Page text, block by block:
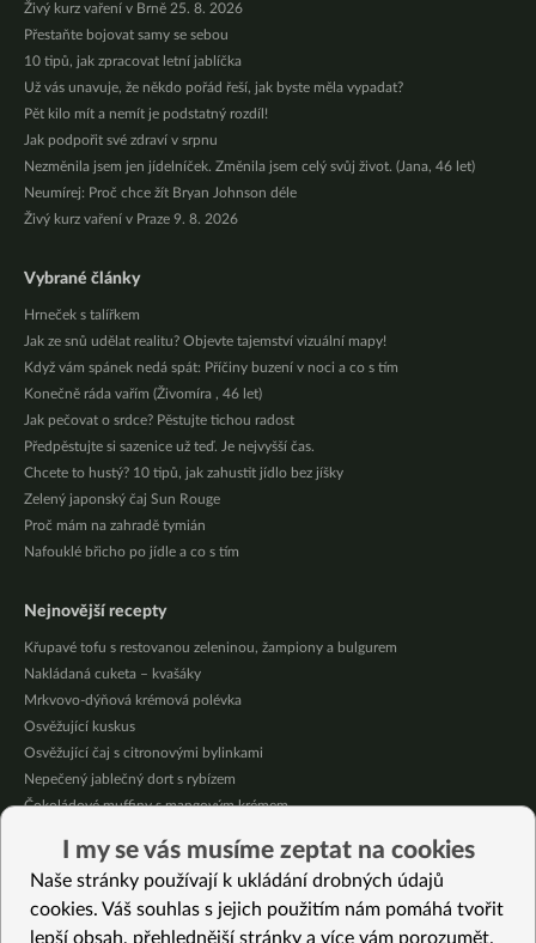
Živý kurz vaření v Brně 25. 8. 2026
Přestaňte bojovat samy se sebou
10 tipů, jak zpracovat letní jablíčka
Už vás unavuje, že někdo pořád řeší, jak byste měla vypadat?
Pět kilo mít a nemít je podstatný rozdíl!
Jak podpořit své zdraví v srpnu
Nezměnila jsem jen jídelníček. Změnila jsem celý svůj život. (Jana, 46 let)
Neumírej: Proč chce žít Bryan Johnson déle
Živý kurz vaření v Praze 9. 8. 2026
Vybrané články
Hrneček s talířkem
Jak ze snů udělat realitu? Objevte tajemství vizuální mapy!
Když vám spánek nedá spát: Příčiny buzení v noci a co s tím
Konečně ráda vařím (Živomíra , 46 let)
Jak pečovat o srdce? Pěstujte tichou radost
Předpěstujte si sazenice už teď. Je nejvyšší čas.
Chcete to hustý? 10 tipů, jak zahustit jídlo bez jíšky
Zelený japonský čaj Sun Rouge
Proč mám na zahradě tymián
Nafouklé břicho po jídle a co s tím
Nejnovější recepty
Křupavé tofu s restovanou zeleninou, žampiony a bulgurem
Nakládaná cuketa – kvašáky
Mrkvovo-dýňová krémová polévka
Osvěžující kuskus
Osvěžující čaj s citronovými bylinkami
Nepečený jablečný dort s rybízem
Čokoládové muffiny s mangovým krémem
Krémová zeleninová polévka s koprem a vločkami
Celozrnná rýže basmati se zeleninou
I my se vás musíme zeptat na cookies
Naše stránky používají k ukládání drobných údajů
cookies. Váš souhlas s jejich použitím nám pomáhá tvořit
lepší obsah, přehlednější stránky a více vám porozumět.